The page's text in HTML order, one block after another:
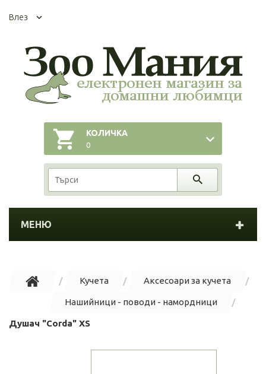
Влез
КОЛИЧКА
0
МЕНЮ
Кучета Аксесоари за кучета
Нашийници - поводи - намордници
Душач "Corda" XS